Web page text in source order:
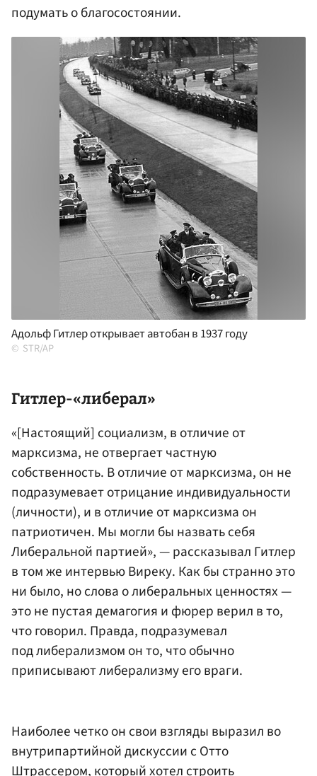
подумать о благосостоянии.
Адольф Гитлер открывает автобан в 1937 году
STR/AP
Гитлер-«либерал»
«[Настоящий] социализм, в отличие от
марксизма, не отвергает частную
собственность. В отличие от марксизма, он не
подразумевает отрицание индивидуальности
(личности), и в отличие от марксизма он
патриотичен. Мы могли бы назвать себя
Либеральной партией», — рассказывал Гитлер
в том же интервью Виреку. Как бы странно это
ни было, но слова о либеральных ценностях —
это не пустая демагогия и фюрер верил в то,
что говорил. Правда, подразумевал
под либерализмом он то, что обычно
приписывают либерализму его враги.
Наиболее четко он свои взгляды выразил во
внутрипартийной дискуссии с Отто
Штрассером, который хотел строить